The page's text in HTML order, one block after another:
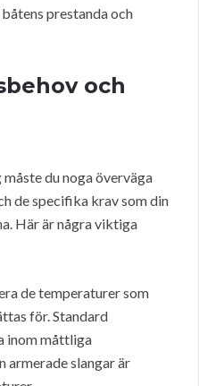
prestanda och
och
du noga överväga
de specifika krav som din
Här är några viktiga
de temperaturer som
för. Standard
inom måttliga
armerade slangar är